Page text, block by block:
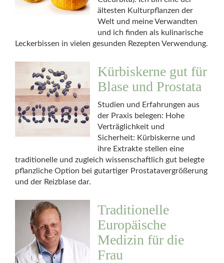
ältesten Kulturpflanzen der
Welt und meine Verwandten
und ich finden als kulinarische
Leckerbissen in vielen gesunden Rezepten Verwendung.
Kürbiskerne gut für
Blase und Prostata
Studien und Erfahrungen aus
der Praxis belegen: Hohe
Verträglichkeit und
Sicherheit: Kürbiskerne und
ihre Extrakte stellen eine
traditionelle und zugleich wissenschaftlich gut belegte
pflanzliche Option bei gutartiger Prostatavergrößerung
und der Reizblase dar.
Traditionelle
Europäische
Medizin für die
Frau